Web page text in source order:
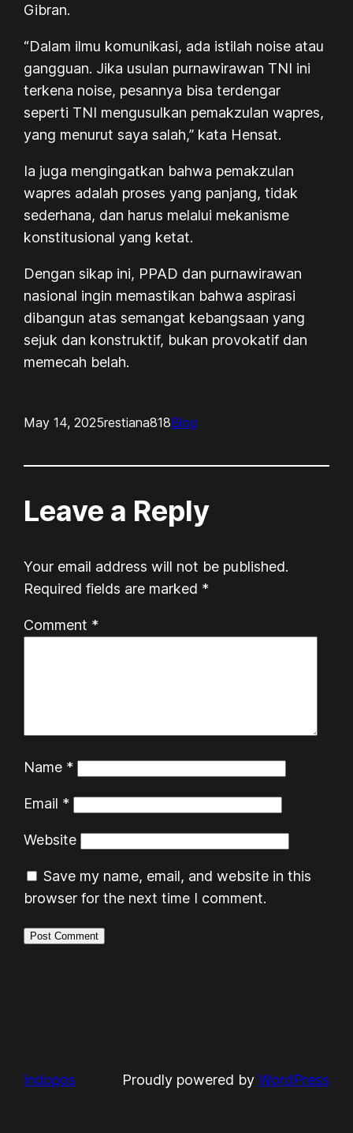
Gibran.
“Dalam ilmu komunikasi, ada istilah noise atau
gangguan. Jika usulan purnawirawan TNI ini
terkena noise, pesannya bisa terdengar
seperti TNI mengusulkan pemakzulan wapres,
yang menurut saya salah,” kata Hensat.
Ia juga mengingatkan bahwa pemakzulan
wapres adalah proses yang panjang, tidak
sederhana, dan harus melalui mekanisme
konstitusional yang ketat.
Dengan sikap ini, PPAD dan purnawirawan
nasional ingin memastikan bahwa aspirasi
dibangun atas semangat kebangsaan yang
sejuk dan konstruktif, bukan provokatif dan
memecah belah.
May 14, 2025restiana818Blog
Leave a Reply
Your email address will not be published.
Required fields are marked *
Comment *
Name *
Email *
Website
Save my name, email, and website in this
browser for the next time I comment.
indopos Proudly powered by WordPress